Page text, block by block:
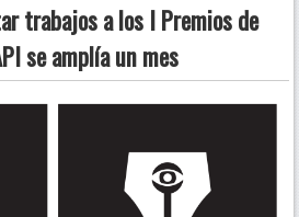
trabajos a los I Premios de
se amplía un mes